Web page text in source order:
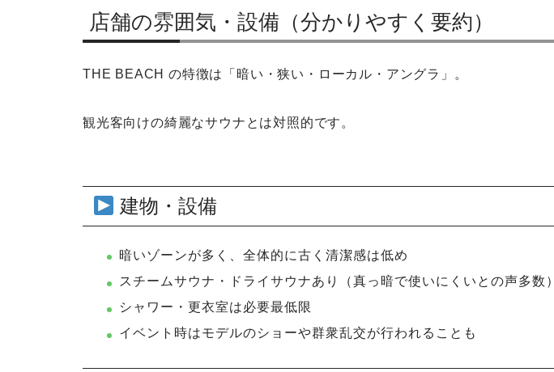
店舗の雰囲気・設備（分かりやすく要約）
THE BEACH の特徴は「暗い・狭い・ローカル・アングラ」。
観光客向けの綺麗なサウナとは対照的です。
建物・設備
暗いゾーンが多く、全体的に古く清潔感は低め
スチームサウナ・ドライサウナあり（真っ暗で使いにくいとの声多数）
シャワー・更衣室は必要最低限
イベント時はモデルのショーや群衆乱交が行われることも